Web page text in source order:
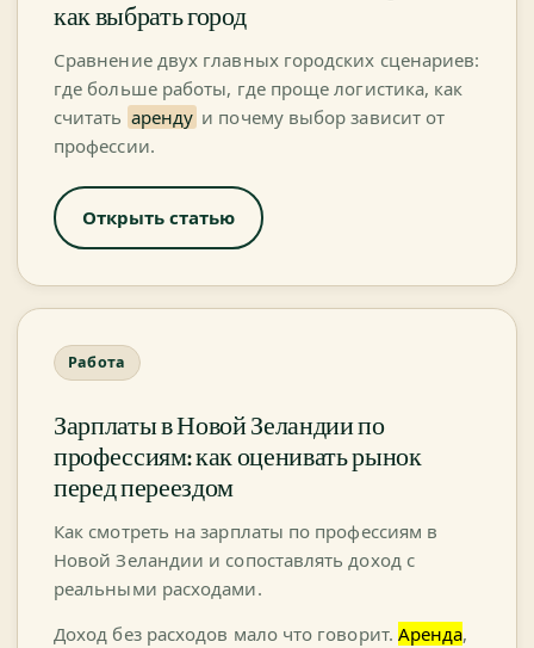
как выбрать город
Сравнение двух главных городских сценариев:
где больше работы, где проще логистика, как
считать аренду и почему выбор зависит от
профессии.
Открыть статью
Работа
Зарплаты в Новой Зеландии по
профессиям: как оценивать рынок
перед переездом
Как смотреть на зарплаты по профессиям в
Новой Зеландии и сопоставлять доход с
реальными расходами.
Доход без расходов мало что говорит. Аренда,